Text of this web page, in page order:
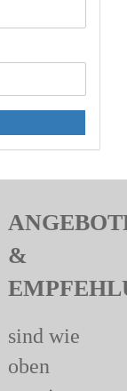
&
sind wie
oben